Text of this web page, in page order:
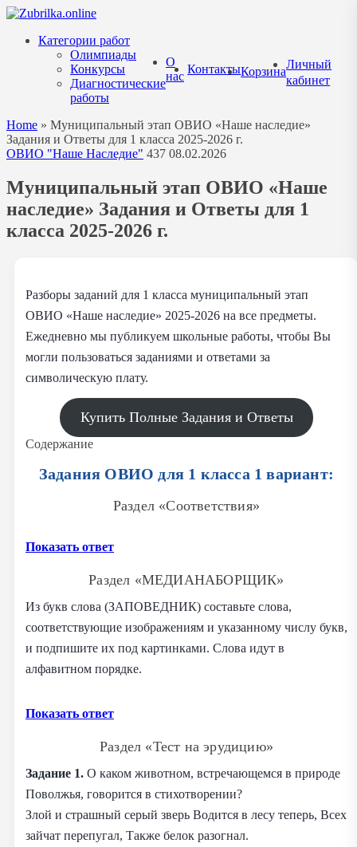
Перейти
содержанию
Категории работ
Олимпиады
Конкурсы
Диагностические
работы
О
нас
КонтактыКорзина
Личный
кабинет
Home » Муниципальный этап ОВИО «Наше наследие»
Задания и Ответы для 1 класса 2025-2026 г.
ОВИО "Наше Наследие" 437 08.02.2026
Муниципальный этап ОВИО «Наше
наследие» Задания и Ответы для 1
класса 2025-2026 г.
Разборы заданий для 1 класса муниципальный этап
ОВИО «Наше наследие» 2025-2026 на все предметы.
Ежедневно мы публикуем школьные работы, чтобы Вы
могли пользоваться заданиями и ответами за
символическую плату.
Купить Полные Задания и Ответы
Содержание
Задания ОВИО для 1 класса 1 вариант:
Раздел «Соответствия»
Показать ответ
Раздел «МЕДИАНАБОРЩИК»
Из букв слова (ЗАПОВЕДНИК) составьте слова,
соответствующие изображениям и указанному числу букв,
и подпишите их под картинками. Слова идут в
алфавитном порядке.
Показать ответ
Раздел «Тест на эрудицию»
Задание 1. О каком животном, встречающемся в природе
Поволжья, говорится в стихотворении?
Злой и страшный серый зверь Водится в лесу теперь, Всех
зайчат перепугал, Также белок разогнал.